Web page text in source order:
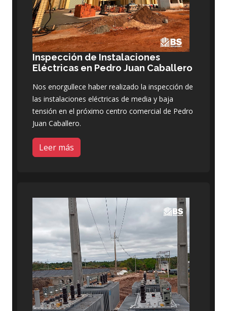
Inspección de Instalaciones
Eléctricas en Pedro Juan Caballero
Nos enorgullece haber realizado la inspección de
las instalaciones eléctricas de media y baja
tensión en el próximo centro comercial de Pedro
Juan Caballero.
Leer más